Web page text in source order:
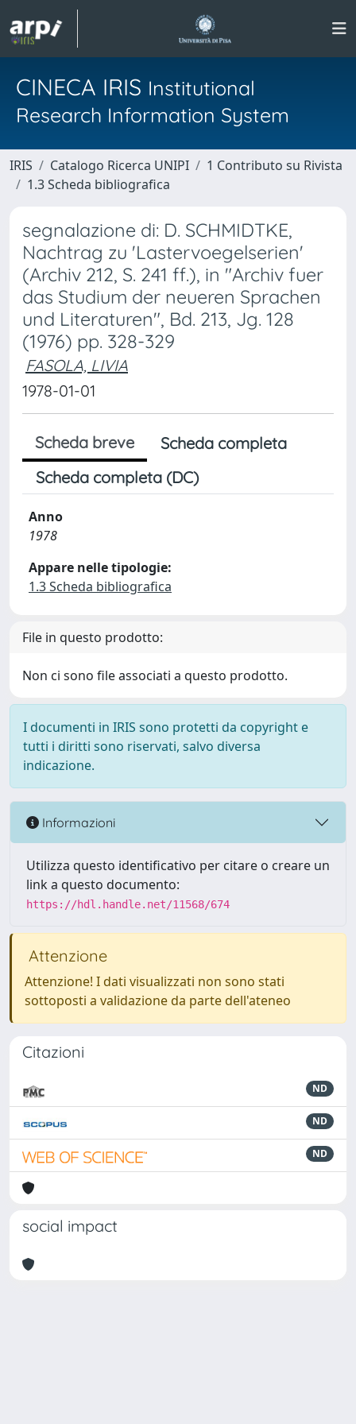
CINECA IRIS Institutional
Research Information System
IRIS Catalogo Ricerca UNIPI
1 Contributo su Rivista
1.3 Scheda bibliografica
segnalazione di: D. SCHMIDTKE,
Nachtrag zu 'Lastervoegelserien'
(Archiv 212, S. 241 ff.), in "Archiv fuer
das Studium der neueren Sprachen
und Literaturen", Bd. 213, Jg. 128
(1976) pp. 328-329
FASOLA, LIVIA
1978-01-01
Scheda breve
Scheda completa
Scheda completa (DC)
Anno
1978
Appare nelle tipologie:
1.3 Scheda bibliografica
File in questo prodotto:
Non ci sono file associati a questo prodotto.
I documenti in IRIS sono protetti da copyright e
tutti i diritti sono riservati, salvo diversa
indicazione.
Informazioni
Utilizza questo identificativo per citare o creare un
link a questo documento:
https://hdl.handle.net/11568/674
Attenzione
Attenzione! I dati visualizzati non sono stati
sottoposti a validazione da parte dell'ateneo
Citazioni
ND
ND
ND
social impact